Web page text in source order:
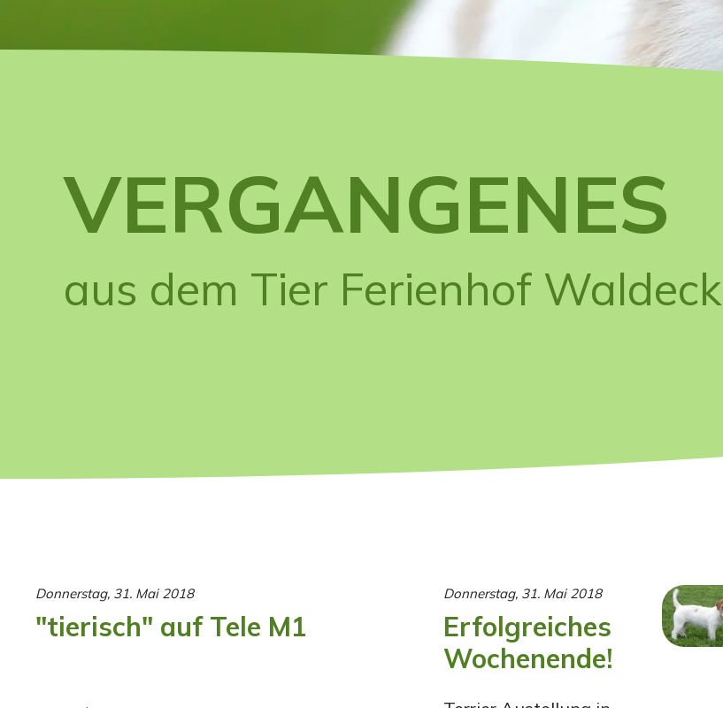
VERGANGENES
aus dem Tier Ferienhof Waldeck
Donnerstag, 31. Mai 2018
"tierisch" auf Tele M1
Donnerstag, 31. Mai 2018
Erfolgreiches
Wochenende!